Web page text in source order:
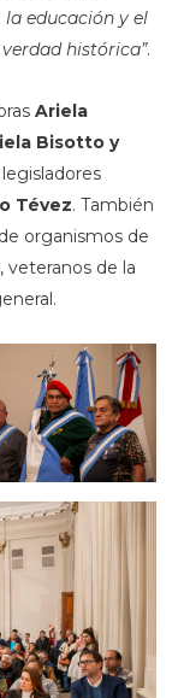
educación y el
histórica”.
Ariela
Bisotto y
Tévez. También
organismos de
veteranos de la